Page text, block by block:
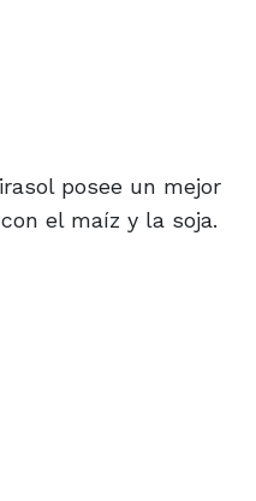
posee un mejor
el maíz y la soja.